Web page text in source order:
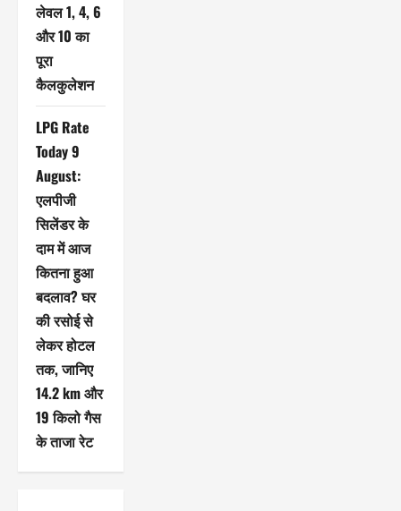
लेवल 1, 4, 6
और 10 का
पूरा
कैलकुलेशन
LPG Rate
Today 9
August:
एलपीजी
सिलेंडर के
दाम में आज
कितना हुआ
बदलाव? घर
की रसोई से
लेकर होटल
तक, जानिए
14.2 km और
19 किलो गैस
के ताजा रेट